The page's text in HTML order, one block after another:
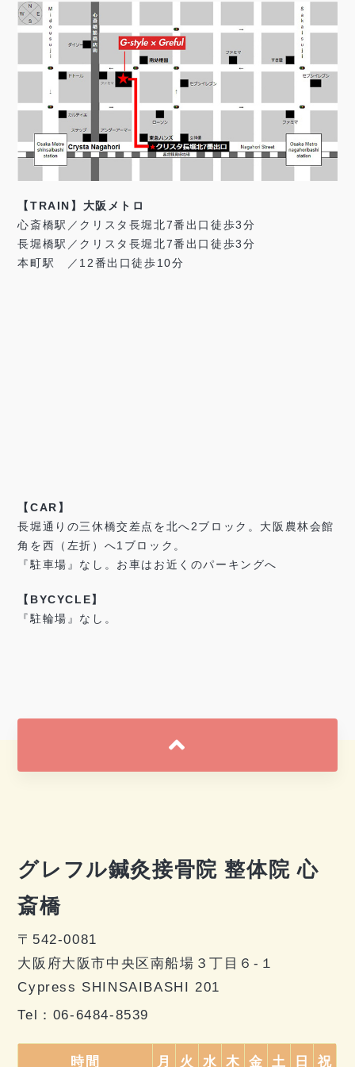
【TRAIN】大阪メトロ
心斎橋駅／クリスタ長堀北7番出口徒歩3分
長堀橋駅／クリスタ長堀北7番出口徒歩3分
本町駅 ／12番出口徒歩10分
【CAR】
長堀通りの三休橋交差点を北へ2ブロック。大阪農林会館
角を西（左折）へ1ブロック。
『駐車場』なし。お車はお近くのパーキングへ
【BYCYCLE】
『駐輪場』なし。
グレフル鍼灸接骨院 整体院 心
斎橋
〒542-0081
大阪府大阪市中央区南船場３丁目６-１
Cypress SHINSAIBASHI 201
Tel： 06-6484-8539
時間 月 火 水 木 金 土 日 祝